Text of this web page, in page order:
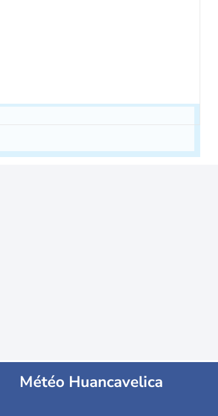
Météo Huancavelica